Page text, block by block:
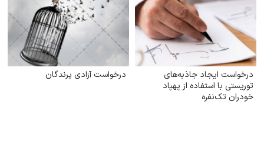
درخواست ایجاد جاذبه‌های
توریستی با استفاده از پهپاد
خودران تک‌نفره
درخواست آزادی پرندگان